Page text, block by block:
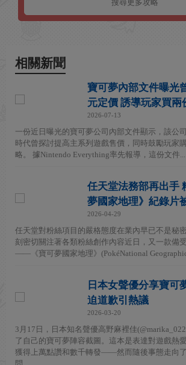
相關新聞
寶可夢內部文件曝光
元定價 誘導玩家買兩
2026-07-13
一份近日曝光的寶可夢公司內部文件顯示，該公
時代曾探討提高主系列遊戲售價，同時鼓勵玩家
略。 據Nintendo Everything率先報導，這份文件...
任天堂法務部再出手
夢國家地理》紀錄片
2026-04-29
任天堂對粉絲項目的嚴格態度在業內早已不是秘
刻密切關注著各類粉絲創作內容近日，又一款備
——《寶可夢國家地理》(PokéNational
日本女聲優分享寶可
迫道歉引熱議
2026-03-20
3月17日，日本知名聲優高野麻裡佳
了自己的寶可夢陣容截圖。這本是表達對遊戲熱
獲得上萬點讚和數千轉發——然而隨後事態走向了